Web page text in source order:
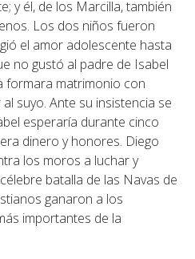
y él, de los Marcilla, también
Los dos niños fueron
el amor adolescente hasta
no gustó al padre de Isabel
formara matrimonio con
suyo. Ante su insistencia se
esperaría durante cinco
dinero y honores. Diego
los moros a luchar y
batalla de las Navas de
ganaron a los
importantes de la